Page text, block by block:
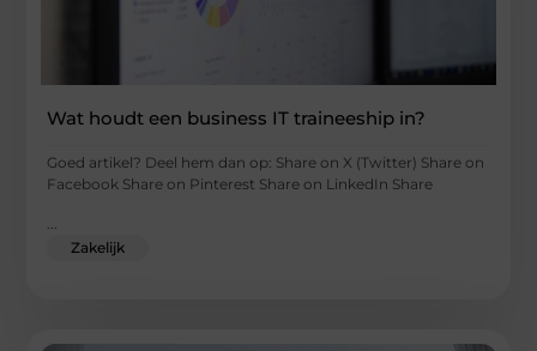
Wat houdt een business IT traineeship in?
Goed artikel? Deel hem dan op: Share on X (Twitter) Share on
Facebook Share on Pinterest Share on LinkedIn Share
Zakelijk